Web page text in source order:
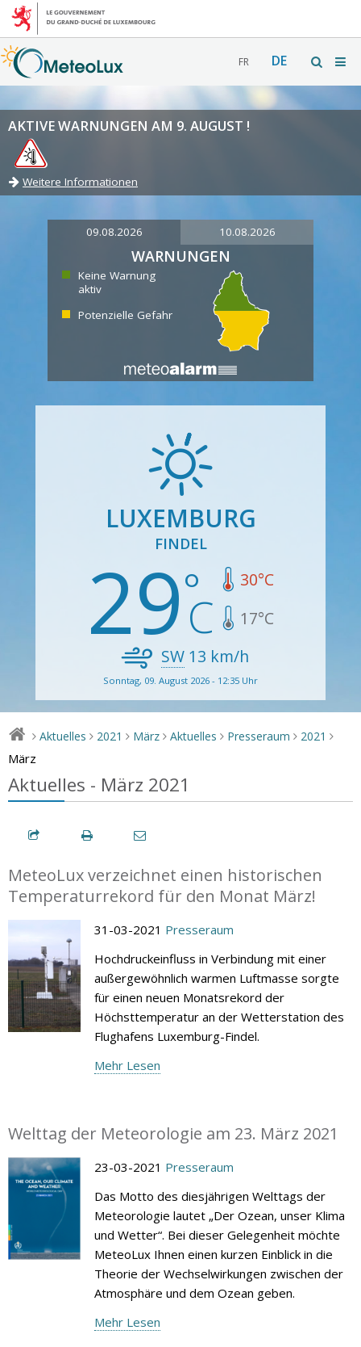
FR DE
AKTIVE WARNUNGEN AM 9. AUGUST !
Weitere Informationen
09.08.2026 10.08.2026
WARNUNGEN
Keine Warnung
aktiv
Potenzielle Gefahr
LUXEMBURG
FINDEL
29 30°C
17°C
SW13 km/h
Sonntag, 09. August 2026 - 12:35 Uhr
> Aktuelles > 2021 > März > Aktuelles > Presseraum > 2021 >
März
Aktuelles - März 2021
MeteoLux verzeichnet einen historischen
Temperaturrekord für den Monat März!
31-03-2021 Presseraum
Hochdruckeinfluss in Verbindung mit einer
außergewöhnlich warmen Luftmasse sorgte
für einen neuen Monatsrekord der
Höchsttemperatur an der Wetterstation des
Flughafens Luxemburg-Findel.
Mehr Lesen
Welttag der Meteorologie am 23. März 2021
23-03-2021 Presseraum
Das Motto des diesjährigen Welttags der
Meteorologie lautet „Der Ozean, unser Klima
und Wetter“. Bei dieser Gelegenheit möchte
MeteoLux Ihnen einen kurzen Einblick in die
Theorie der Wechselwirkungen zwischen der
Atmosphäre und dem Ozean geben.
Mehr Lesen